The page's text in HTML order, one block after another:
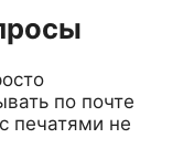
по почте
печатями не